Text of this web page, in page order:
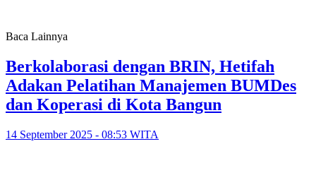
Baca Lainnya
Berkolaborasi dengan BRIN, Hetifah
Adakan Pelatihan Manajemen BUMDes
dan Koperasi di Kota Bangun
14 September 2025 - 08:53 WITA